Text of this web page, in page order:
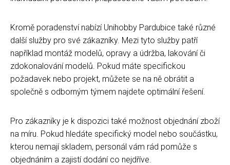
Kromě poradenství nabízí Unihobby Pardubice také různé
další služby pro své zákazníky. Mezi tyto služby patří
například montáž modelů, opravy a údržba, lakování či
zdokonalování modelů. Pokud máte specifickou
požadavek nebo projekt, můžete se na ně obrátit a
společně s odborným týmem najdete optimální řešení.
Pro zákazníky je k dispozici také možnost objednání zboží
na míru. Pokud hledáte specifický model nebo součástku,
kterou nemají skladem, personál vám rád pomůže s
objednáním a zajistí dodání co nejdříve.